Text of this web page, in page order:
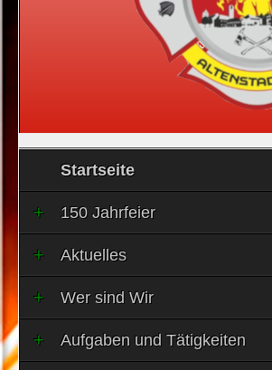
Startseite
150 Jahrfeier
Aktuelles
Wer sind Wir
Aufgaben und Tätigkeiten